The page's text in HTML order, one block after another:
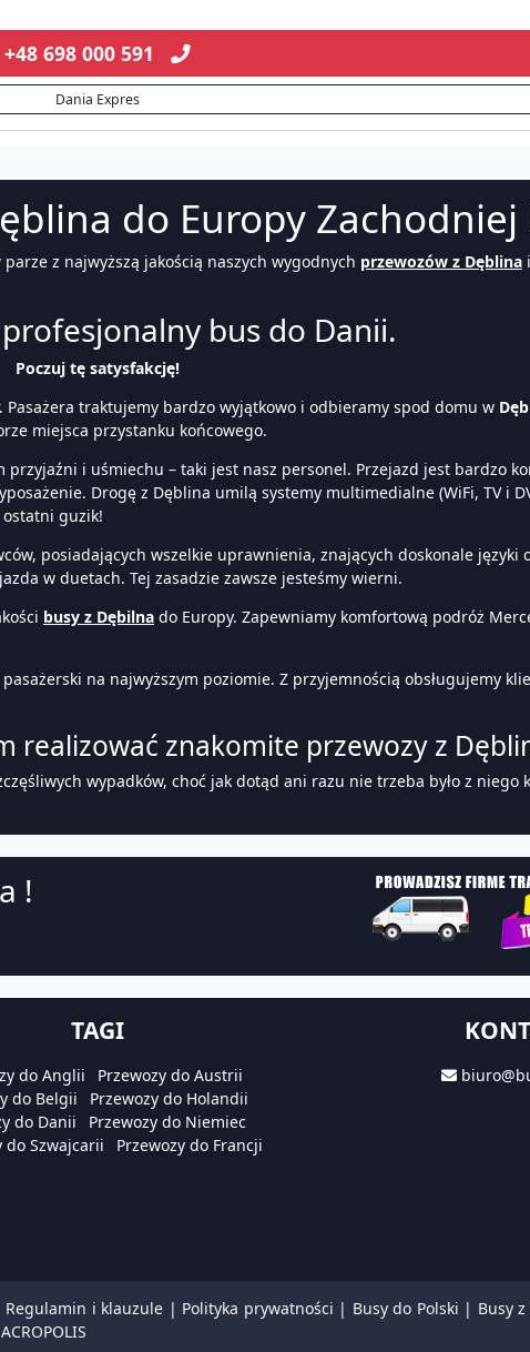
+48 698 000 591
Dania Expres
do Europy Zachodniej
z najwyższą jakością naszych wygodnych przewozów z Dęblina
bus do Danii.
Poczuj tę satysfakcję!
traktujemy bardzo wyjątkowo i odbieramy spod domu w
miejsca przystanku końcowego.
i uśmiechu – taki jest nasz personel. Przejazd jest bardzo
Drogę z Dęblina umilą systemy multimedialne (WiFi, TV i
guzik!
posiadających wszelkie uprawnienia, znających doskonale języki
w duetach. Tej zasadzie zawsze jesteśmy wierni.
busy z Dębilna do Europy. Zapewniamy komfortową podróż
na najwyższym poziomie. Z przyjemnością obsługujemy
realizować znakomite przewozy z
wypadków, choć jak dotąd ani razu nie trzeba było z niego
!
TAGI
do Anglii
Przewozy do Austrii
do Belgii
Przewozy do Holandii
do Danii
Przewozy do Niemiec
do Szwajcarii
Przewozy do Francji
Regulamin i klauzule | Polityka prywatności | Busy do Polski | Busy
ACROPOLIS